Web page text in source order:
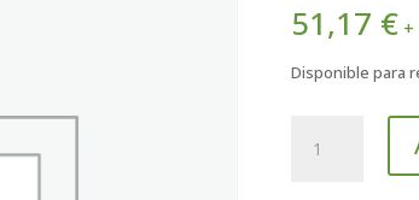
51,17 € +
Disponible para
CHINO